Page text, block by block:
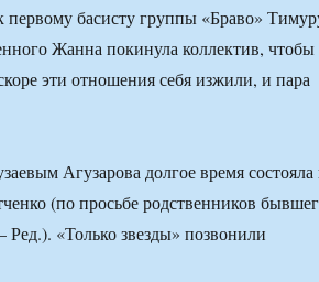
первому басисту группы «Браво»
Жанна покинула коллектив, чтобы
эти отношения себя изжили, и пара
Агузарова долгое время состояла
(по просьбе родственников
«Только звезды» позвонили